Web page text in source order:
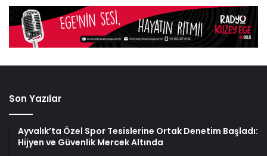
Son Yazılar
Ayvalık’ta Özel Spor Tesislerine Ortak Denetim Başladı:
Hijyen ve Güvenlik Mercek Altında